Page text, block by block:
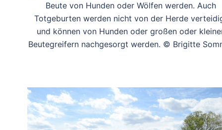
Beute von Hunden oder Wölfen werden. Auch
Totgeburten werden nicht von der Herde
und können von Hunden oder großen oder
Beutegreifern nachgesorgt werden. © Brigitte